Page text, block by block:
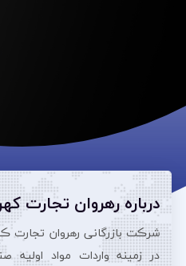
درباره رهروان تجارت
در زمینه واردات مواد اولیه